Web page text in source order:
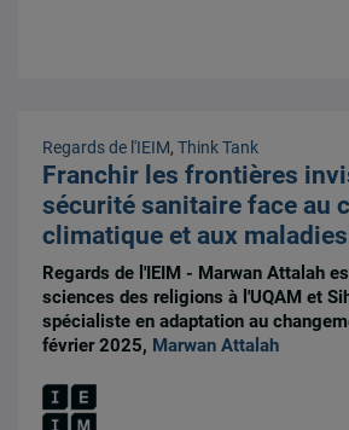
Regards de l'IEIM,Think Tank
Franchir les frontières
sécurité sanitaire face au
climatique et aux
Regards de l'IEIM - Marwan Attalah
sciences des religions à l'UQAM et
spécialiste en adaptation au
février 2025, Marwan Attalah